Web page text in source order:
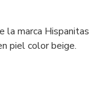
la marca
piel color beige.